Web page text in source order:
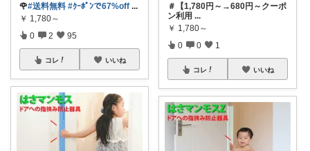
🌹#送料無料 #ｸｰﾎﾟﾝで67%off ...
￥ 1,780～
0 2 95
コレ いいね
＃【1,780円～→680円～クーポ
ン利用 ...
￥ 1,780～
0 0 1
コレ いいね